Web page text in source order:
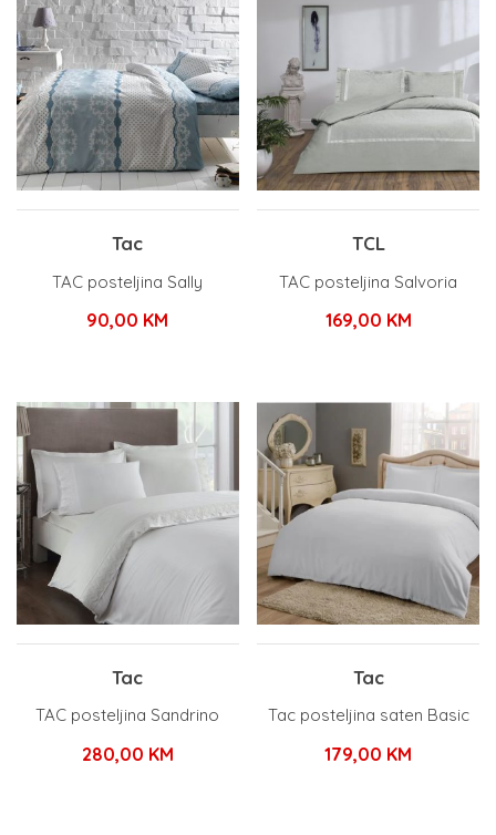
Tac
TAC posteljina Sally
90,00 KM
TCL
TAC posteljina Salvoria
169,00 KM
Tac
TAC posteljina Sandrino
280,00 KM
Tac
Tac posteljina saten Basic
179,00 KM